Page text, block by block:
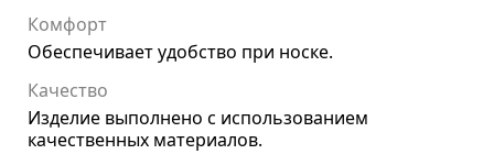
Комфорт
Обеспечивает удобство при носке.
Качество
Изделие выполнено с использованием
качественных материалов.